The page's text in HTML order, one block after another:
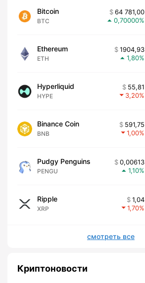
Bitcoin
BTC
64 781,00
0,70000
Ethereum
ETH
1904,93
1,80
Hyperliquid
HYPE
55,81
3,20
Binance Coin
BNB
591,75
1,00
Pudgy Penguins
PENGU
0,00613
1,10
Ripple
XRP
1,04
1,70
смотреть все
Криптоновости